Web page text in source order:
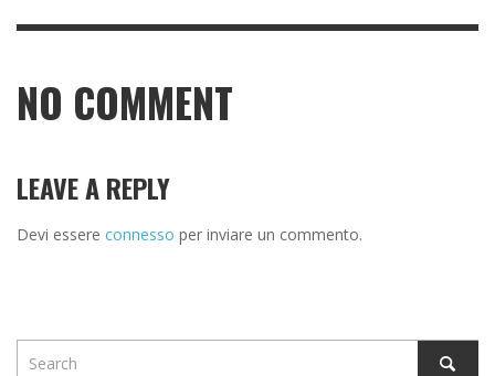
NO COMMENT
LEAVE A REPLY
Devi essere connesso per inviare un commento.